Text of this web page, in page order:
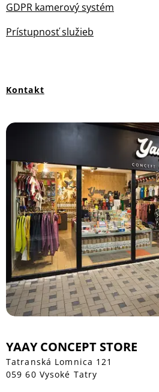
GDPR kamerový systém
Prístupnosť služieb
Kontakt
YAAY CONCEPT STORE
Tatranská Lomnica 121
059 60 Vysoké Tatry